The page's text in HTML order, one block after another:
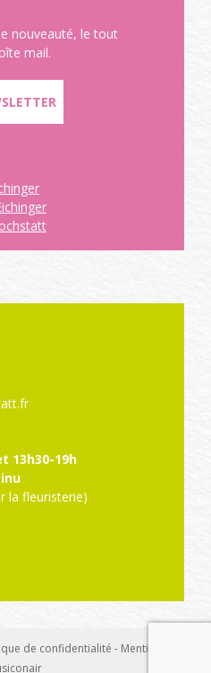
nouveauté, le tout
mail.
13h30-19h
la fleuristerie)
de confidentialité - Mentions légales